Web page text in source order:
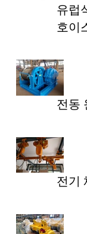
유럽
호이
전동
전기